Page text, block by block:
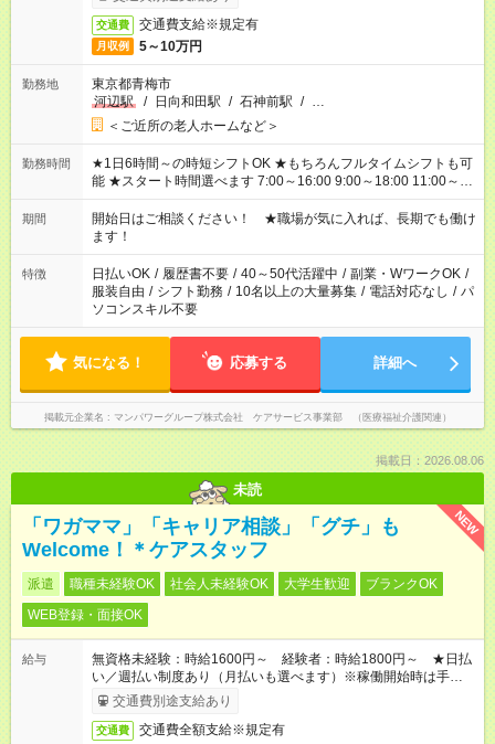
交通費 交通費支給※規定有
月収例 5～10万円
勤務地
東京都青梅市
河辺駅
/ 日向和田駅 / 石神前駅 / …
＜ご近所の老人ホームなど＞
勤務時間
★1日6時間～の時短シフトOK ★もちろんフルタイムシフトも可
能 ★スタート時間選べます 7:00～16:00 9:00～18:00 11:00～
20:00 など 残業なし！ ※Wワークの場合、他のお仕事と合わせ
週40時間超の就業はご案内できません ※法令に基づき、週20時
間以上勤務は社会保険への加入対象となります ※労働者派遣法
（日雇い派遣の原則禁止）により、短時間・短期間の就業はご
案内が難しい場合があります
期間
開始日はご相談ください！ ★職場が気に入れば、長期でも働け
ます！
特徴 日払いOK / 履歴書不要 / 40～50代活躍中 / 副業・WワークOK /
服装自由 / シフト勤務 / 10名以上の大量募集 / 電話対応なし / パ
ソコンスキル不要
気になる！ 応募する 詳細へ
掲載元企業名 マンパワーグループ株式会社 ケアサービス事業部 （医療福祉介護関連）
掲載日：2026.08.06
未読
NEW
「ワガママ」「キャリア相談」「グチ」も
Welcome！＊ケアスタッフ
派遣 職種未経験OK 社会人未経験OK 大学生歓迎
ブランクOK
WEB登録・面接OK
給与
無資格未経験：時給1600円～ 経験者：時給1800円～ ★日払
い／週払い制度あり（月払いも選べます）※稼働開始時は手続き
完了次第のお支払いとなります。
交通費別途支給あり
交通費 交通費全額支給※規定有